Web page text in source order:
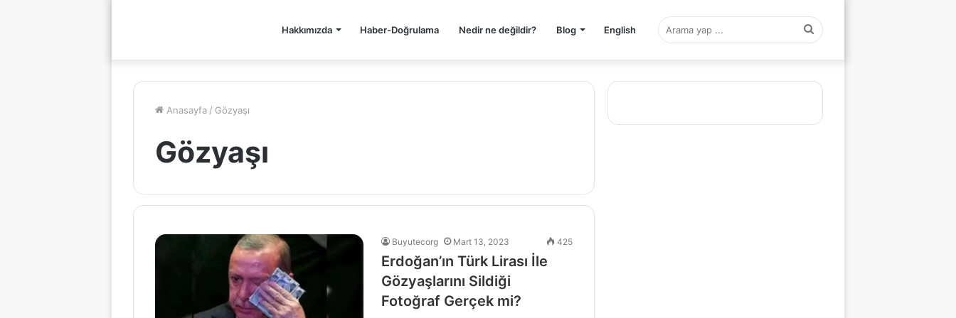
Hakkımızda Haber-Doğrulama Nedir ne değildir? Blog English Arama
yap
Anasayfa / Gözyaşı
Gözyaşı
Buyutecorg Mart 13, 2023 425
Erdoğan’ın Türk Lirası İle
Gözyaşlarını Sildiği
Fotoğraf Gerçek mi?